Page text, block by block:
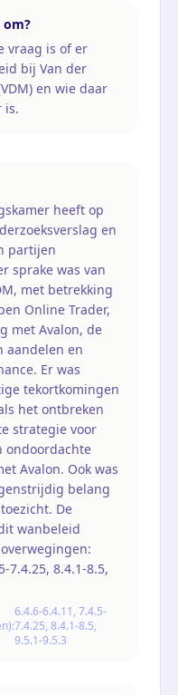
om?
vraag is of er
bij Van der
en wie daar
is.
heeft op
en
partijen
sprake was van
met betrekking
Online Trader,
met Avalon, de
aandelen en
Er was
tekortkomingen
het ontbreken
strategie voor
ondoordachte
Avalon. Ook was
belang
De
wanbeleid
7.4.25, 8.4.1-8.5,
6.4.6-6.4.11, 7.4.5-
7.4.25, 8.4.1-8.5,
9.5.1-9.5.3